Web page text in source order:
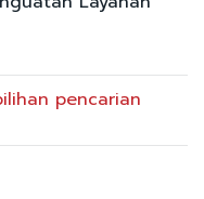
pencarian